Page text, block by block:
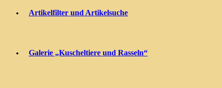
Artikelfilter und Artikelsuche
Galerie „Kuscheltiere und Rasseln“